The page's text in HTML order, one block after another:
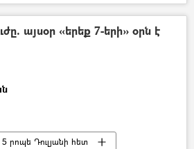
այսօր «երեք 7-երի» օրն է
5 րոպե Դուլյանի հետ